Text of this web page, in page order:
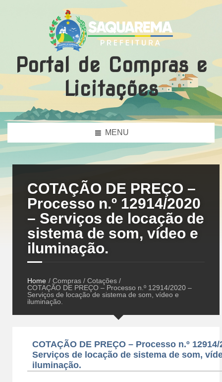
Portal de Compras e
Licitações
MENU
COTAÇÃO DE PREÇO –
Processo n.º 12914/2020
– Serviços de locação de
sistema de som, vídeo e
iluminação.
Home / Compras / Cotações /
COTAÇÃO DE PREÇO – Processo n.º 12914/2020 –
Serviços de locação de sistema de som, vídeo e
iluminação.
COTAÇÃO DE PREÇO – Processo n.º 12914/
Serviços de locação de sistema de som,
iluminação.